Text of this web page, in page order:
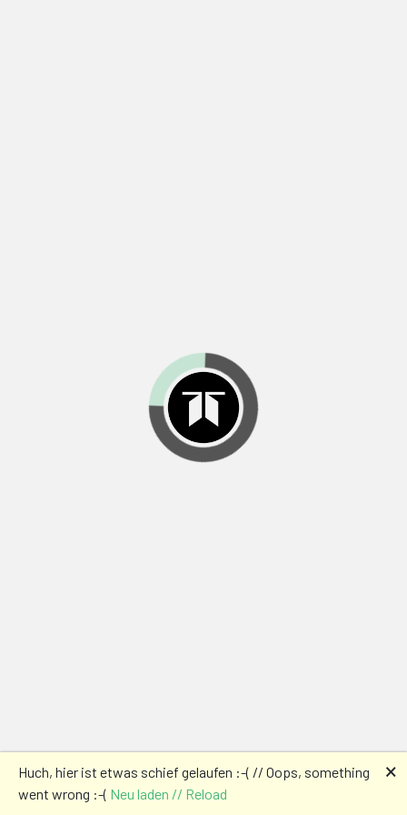
Huch, hier ist etwas schief gelaufen :-( // Oops, something
went wrong :-( Neu laden // Reload
🗙